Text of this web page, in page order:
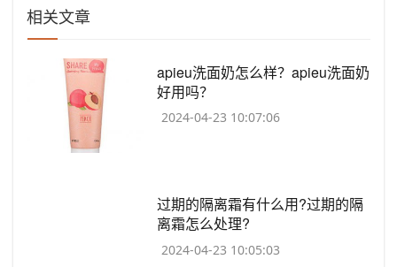
相关文章
​apieu洗面奶怎么样？apieu洗面奶
好用吗？
2024-04-23 10:07:06
​过期的隔离霜有什么用?过期的隔
离霜怎么处理?
2024-04-23 10:05:03